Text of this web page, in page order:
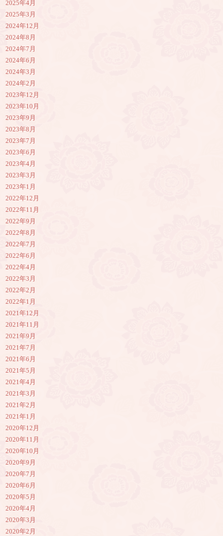
2025年4月
2025年3月
2024年12月
2024年8月
2024年7月
2024年6月
2024年3月
2024年2月
2023年12月
2023年10月
2023年9月
2023年8月
2023年7月
2023年6月
2023年4月
2023年3月
2023年1月
2022年12月
2022年11月
2022年9月
2022年8月
2022年7月
2022年6月
2022年4月
2022年3月
2022年2月
2022年1月
2021年12月
2021年11月
2021年9月
2021年7月
2021年6月
2021年5月
2021年4月
2021年3月
2021年2月
2021年1月
2020年12月
2020年11月
2020年10月
2020年9月
2020年7月
2020年6月
2020年5月
2020年4月
2020年3月
2020年2月